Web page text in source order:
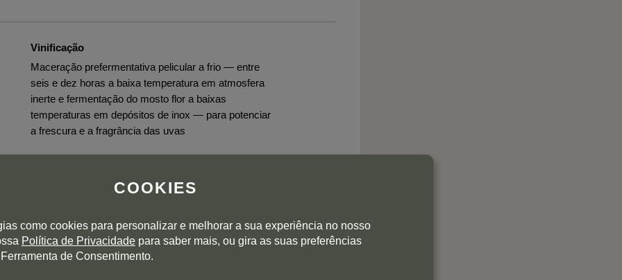
Vinificação
Maceração prefermentativa pelicular a frio — entre
seis e dez horas a baixa temperatura em atmosfera
inerte e fermentação do mosto flor a baixas
temperaturas em depósitos de inox — para potenciar
a frescura e a fragrância das uvas
Estágio sobre lías durante 2 meses, que aporta
suavidade ao paladar e equilibra o seu carácter.
COOKIES
como cookies para personalizar e melhorar a sua experiência no nosso
Política de Privacidade para saber mais, ou gira as suas preferências
de Consentimento.